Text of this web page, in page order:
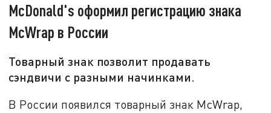
McDonald's оформил регистрацию знака
McWrap в России
Товарный знак позволит продавать
сэндвичи с разными начинками.
В России появился товарный знак McWrap,